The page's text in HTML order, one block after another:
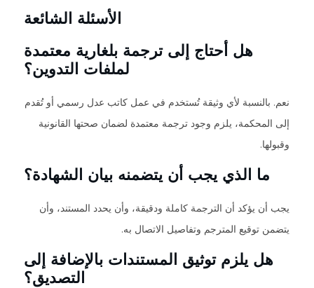
الأسئلة الشائعة
هل أحتاج إلى ترجمة بلغارية معتمدة
لملفات التدوين؟
نعم. بالنسبة لأي وثيقة تُستخدم في عمل كاتب عدل رسمي أو تُقدم
إلى المحكمة، يلزم وجود ترجمة معتمدة لضمان صحتها القانونية
وقبولها.
ما الذي يجب أن يتضمنه بيان الشهادة؟
يجب أن يؤكد أن الترجمة كاملة ودقيقة، وأن يحدد المستند، وأن
يتضمن توقيع المترجم وتفاصيل الاتصال به.
هل يلزم توثيق المستندات بالإضافة إلى
التصديق؟